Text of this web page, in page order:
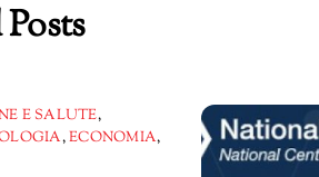
E SALUTE,
,ECONOMIA,